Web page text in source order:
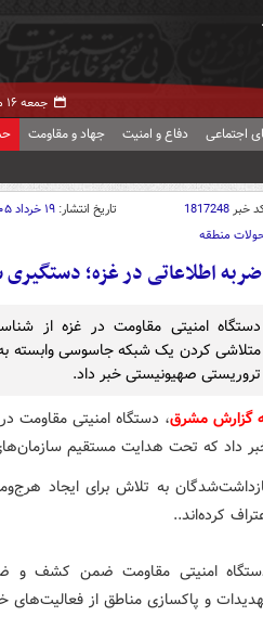
جمعه ۱۶ مرداد ۱۴۰۵ -
اجتماعی دفاع و امنیت جهاد و مقاومت
خبر1817248 تاریخ انتشار: ۱۹ خرداد ۱۴۰۵ - ۲۰:۲۲
منطقه
ضربه اطلاعاتی در غزه؛
دستگاه امنیتی مقاومت در غزه از
متلاشی کردن یک شبکه جاسوسی وابسته
تروریستی صهیونیستی خبر داد.
گزارش مشرق،‌ دستگاه امنیتی
داد که تحت هدایت مستقیم
به تلاش برای ایجاد
کرده‌اند..
امنیتی مقاومت ضمن کشف و
و پاکسازی مناطق از فعالیت‌های